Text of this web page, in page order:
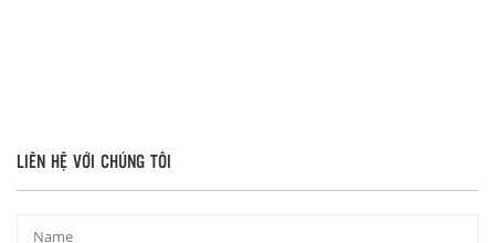
LIÊN HỆ VỚI CHÚNG TÔI